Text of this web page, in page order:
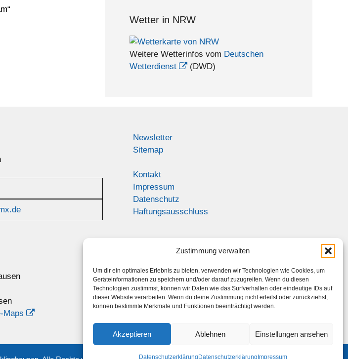
Zustimmung verwalten
Um dir ein optimales Erlebnis zu bieten, verwenden wir Technologien wie Cookies, um
Geräteinformationen zu speichern und/oder darauf zuzugreifen. Wenn du diesen
Technologien zustimmst, können wir Daten wie das Surfverhalten oder eindeutige IDs auf
dieser Website verarbeiten. Wenn du deine Zustimmung nicht erteilst oder zurückziehst,
können bestimmte Merkmale und Funktionen beeinträchtigt werden.
Akzeptieren Ablehnen Einstellungen ansehen
Datenschutzerklärung Datenschutzerklärung Impressum
Wetter in NRW
Weitere Wetterinfos vom Deutschen
Wetterdienst
(DWD)
Maps
Newsletter
Sitemap
Kontakt
Impressum
Datenschutz
Haftungsausschluss